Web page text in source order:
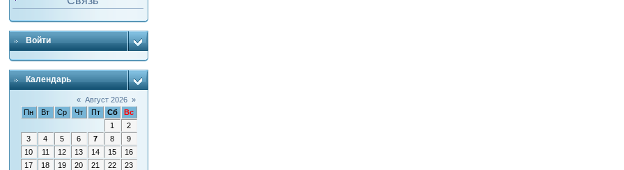
Войти
Календарь
« Август 2026 »
Пн
Вт Ср Чт Пт Сб
Вс
1
2
3
4 5 6 7 8
9
10
11 12 13 14 15
16
17
18 19 20 21 22
23